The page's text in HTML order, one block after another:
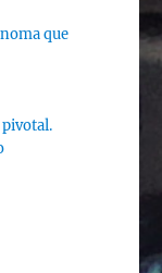
que
pivotal.